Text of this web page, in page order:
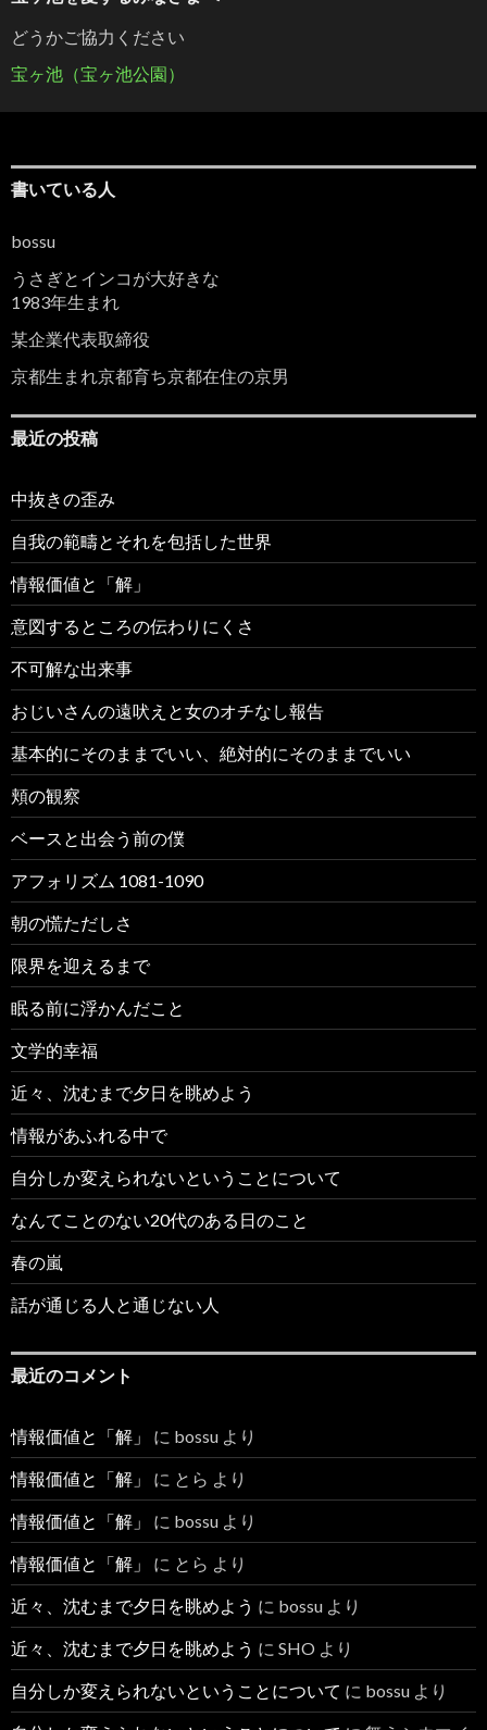
どうかご協力ください
宝ヶ池（宝ヶ池公園）
書いている人
bossu
うさぎとインコが大好きな
1983年生まれ
某企業代表取締役
京都生まれ京都育ち京都在住の京男
最近の投稿
中抜きの歪み
自我の範疇とそれを包括した世界
情報価値と「解」
意図するところの伝わりにくさ
不可解な出来事
おじいさんの遠吠えと女のオチなし報告
基本的にそのままでいい、絶対的にそのままでいい
頬の観察
ベースと出会う前の僕
アフォリズム 1081-1090
朝の慌ただしさ
限界を迎えるまで
眠る前に浮かんだこと
文学的幸福
近々、沈むまで夕日を眺めよう
情報があふれる中で
自分しか変えられないということについて
なんてことのない20代のある日のこと
春の嵐
話が通じる人と通じない人
最近のコメント
情報価値と「解」 に bossu より
情報価値と「解」 に とら より
情報価値と「解」 に bossu より
情報価値と「解」 に とら より
近々、沈むまで夕日を眺めよう に bossu より
近々、沈むまで夕日を眺めよう に SHO より
自分しか変えられないということについて に bossu より